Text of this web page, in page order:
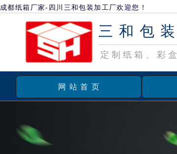
成都纸箱厂家-四川三和包装加工厂欢迎您！
三和包装
定制纸箱、彩盒
网站首页